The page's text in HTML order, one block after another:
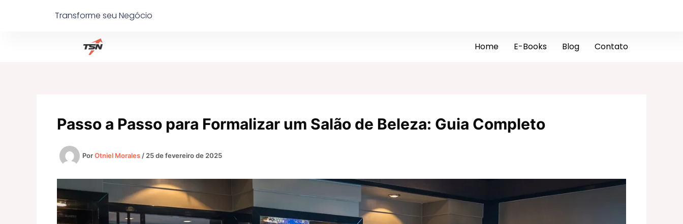
Transforme seu Negócio
Home E-Books Blog Contato
Passo a Passo para Formalizar um Salão de Beleza: Guia Completo
PorOtniel Morales / 25 de fevereiro de 2025